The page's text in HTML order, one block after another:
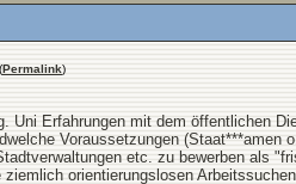
(Permalink)
Uni Erfahrungen mit dem öffentlichen
Voraussetzungen
etc. zu bewerben als
orientierungslosen